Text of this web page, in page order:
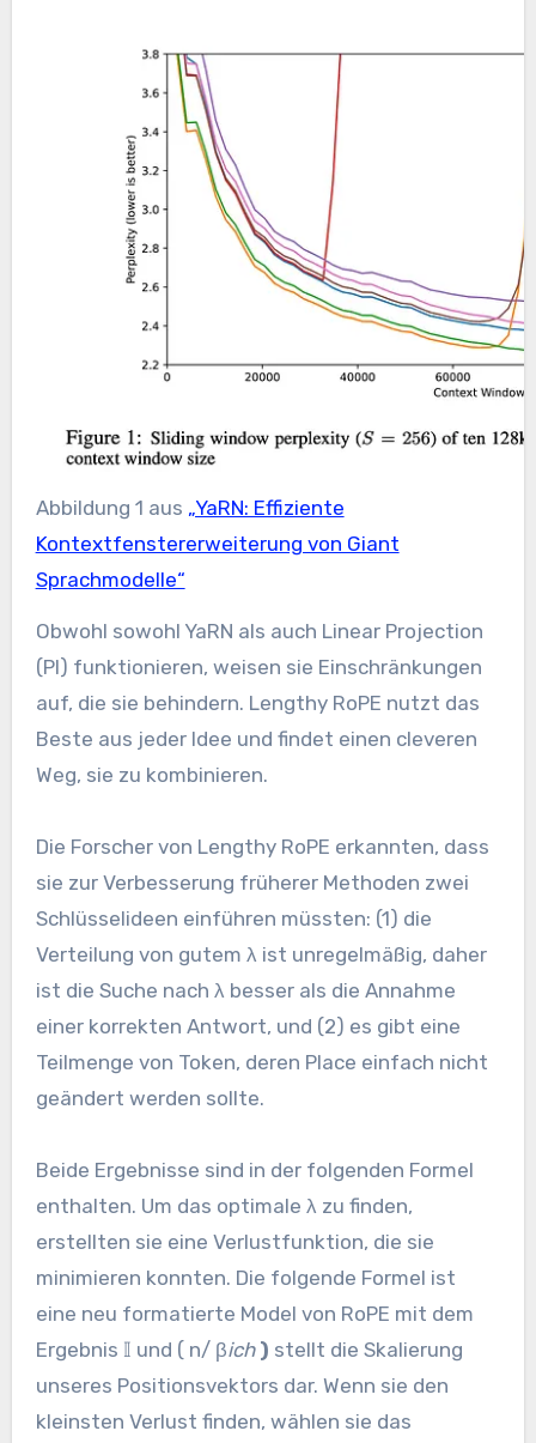
Abbildung 1 aus „YaRN: Effiziente
Kontextfenstererweiterung von Giant
Sprachmodelle“
Obwohl sowohl YaRN als auch Linear Projection
(PI) funktionieren, weisen sie Einschränkungen
auf, die sie behindern. Lengthy RoPE nutzt das
Beste aus jeder Idee und findet einen cleveren
Weg, sie zu kombinieren.
Die Forscher von Lengthy RoPE erkannten, dass
sie zur Verbesserung früherer Methoden zwei
Schlüsselideen einführen müssten: (1) die
Verteilung von gutem λ ist unregelmäßig, daher
ist die Suche nach λ besser als die Annahme
einer korrekten Antwort, und (2) es gibt eine
Teilmenge von Token, deren Place einfach nicht
geändert werden sollte.
Beide Ergebnisse sind in der folgenden Formel
enthalten. Um das optimale λ zu finden,
erstellten sie eine Verlustfunktion, die sie
minimieren konnten. Die folgende Formel ist
eine neu formatierte Model von RoPE mit dem
Ergebnis 𝕀 und ( n/ βich) stellt die Skalierung
unseres Positionsvektors dar. Wenn sie den
kleinsten Verlust finden, wählen sie das